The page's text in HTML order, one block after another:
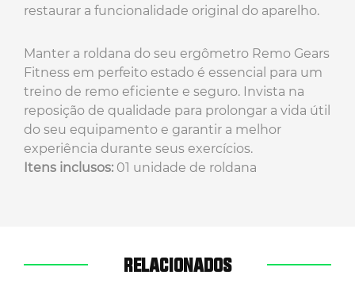
restaurar a funcionalidade original do aparelho.
Manter a roldana do seu ergômetro Remo Gears
Fitness em perfeito estado é essencial para um
treino de remo eficiente e seguro. Invista na
reposição de qualidade para prolongar a vida útil
do seu equipamento e garantir a melhor
experiência durante seus exercícios.
Itens inclusos: 01 unidade de roldana
RELACIONADOS